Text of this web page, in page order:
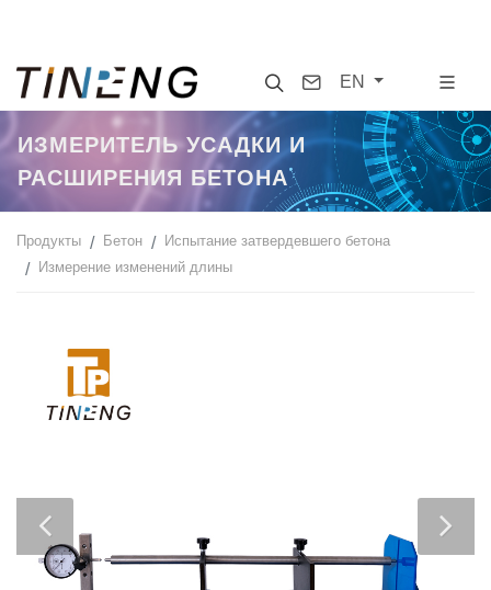
SearchContact
EN
ИЗМЕРИТЕЛЬ УСАДКИ И
РАСШИРЕНИЯ БЕТОНА
Продукты Бетон
Испытание затвердевшего бетона
Измерение изменений длины